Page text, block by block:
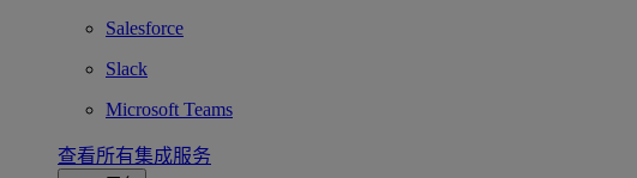
Salesforce
Slack
Microsoft Teams
查看所有集成服务